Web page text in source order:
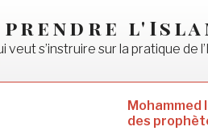
veut s’instruire sur la pratique de
Mohammed
des